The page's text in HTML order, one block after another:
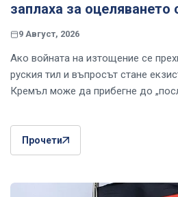
заплаха за оцеляването
9 Август, 2026
Ако войната на изтощение се
руския тил и въпросът стане
Кремъл може да прибегне до
Прочети